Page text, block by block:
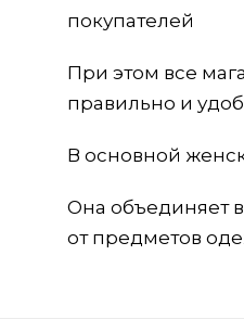
покупателей
При этом все
правильно и
В основной
Она объединяет
от предметов